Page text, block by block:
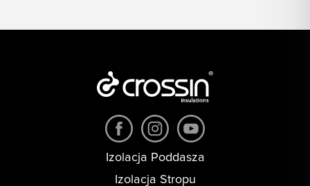
Izolacja Poddasza
Izolacja Stropu